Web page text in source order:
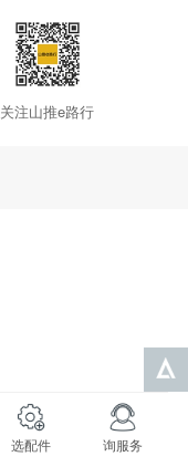
关注山推e路行
选配件 询服务